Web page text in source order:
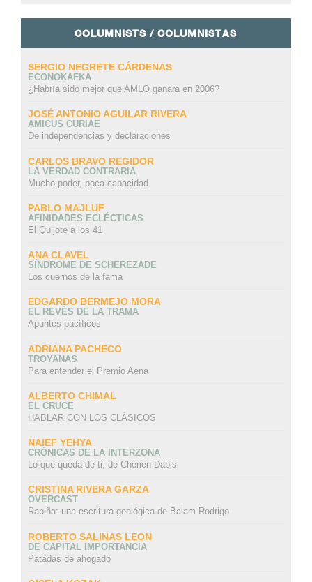
COLUMNISTS / COLUMNISTAS
SERGIO NEGRETE CÁRDENAS
ECONOKAFKA
¿Habría sido mejor que AMLO ganara en 2006?
JOSÉ ANTONIO AGUILAR RIVERA
AMICUS CURIAE
De independencias y declaraciones
CARLOS BRAVO REGIDOR
LA VERDAD CONTRARIA
Mucho poder, poca capacidad
PABLO MAJLUF
AFINIDADES ECLÉCTICAS
El Quijote a los 41
ANA CLAVEL
SÍNDROME DE SCHEREZADE
Los cuernos de la fama
EDGARDO BERMEJO MORA
EL REVÉS DE LA TRAMA
Apuntes pacíficos
ADRIANA PACHECO
TROYANAS
Para entender el Premio Aena
ALBERTO CHIMAL
EL CRUCE
HABLAR CON LOS CLÁSICOS
NAIEF YEHYA
CRÓNICAS DE LA INTERZONA
Lo que queda de ti, de Cherien Dabis
CRISTINA RIVERA GARZA
OVERCAST
Rapiña: una escritura geológica de Balam Rodrigo
ROBERTO SALINAS LEON
DE CAPITAL IMPORTANCIA
Patadas de ahogado